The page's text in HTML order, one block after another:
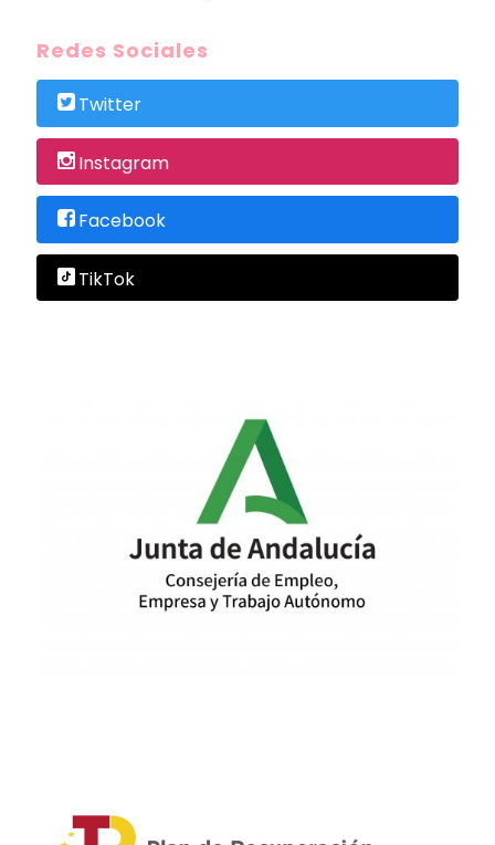
Redes Sociales
Twitter
Instagram
Facebook
TikTok